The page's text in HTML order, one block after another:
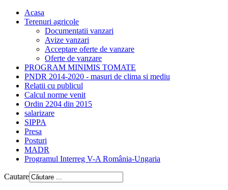
Acasa
Terenuri agricole
Documentatii vanzari
Avize vanzari
Acceptare oferte de vanzare
Oferte de vanzare
PROGRAM MINIMIS TOMATE
PNDR 2014-2020 - masuri de clima si mediu
Relatii cu publicul
Calcul norme venit
Ordin 2204 din 2015
salarizare
SIPPA
Presa
Posturi
MADR
Programul Interreg V-A România-Ungaria
Cautare